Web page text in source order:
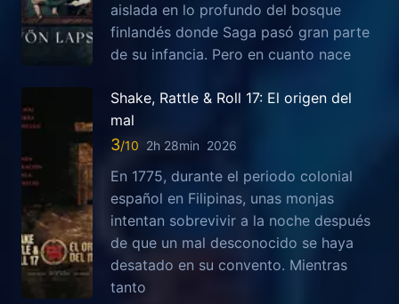
aislada en lo profundo del bosque
finlandés donde Saga pasó gran parte
de su infancia. Pero en cuanto nace
Shake, Rattle & Roll 17: El origen del
mal
3 2h 28min 2026
En 1775, durante el periodo colonial
español en Filipinas, unas monjas
intentan sobrevivir a la noche después
de que un mal desconocido se haya
desatado en su convento. Mientras
tanto